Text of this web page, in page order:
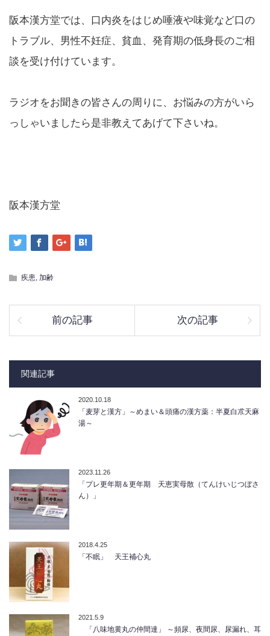
阪本漢方堂では、口内炎をはじめ唾液や味覚など口の
トラブル、男性不妊症、貧血、発育期の低身長のご相
談を受け付けています。
ラジオをお聞きの皆さんの周りに、お悩みの方がいら
っしゃいましたら是非教えてあげて下さいね。
阪本漢方堂
疾患 加齢
前の記事 次の記事
関連記事
2020.10.18
「麦芽と漢方」～めまい＆頭痛の漢方薬：半夏白朮天麻
湯～
2023.11.26
「プレ更年期＆更年期 天恵実母散（てんけいじつぼさ
ん）」
2018.4.25
「不眠」 天王補心丸
2021.5.9
「八味地黄丸の仲間達」 ～頻尿、夜間尿、尿漏れ、耳